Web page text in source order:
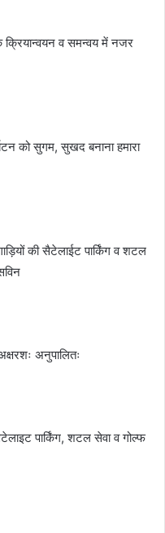
क्रियान्वयन व समन्वय में नजर
को सुगम, सुखद बनाना हमारा
की सैटेलाईट पार्किंग व शटल
अनुपालितः
पार्किंग, शटल सेवा व गोल्फ